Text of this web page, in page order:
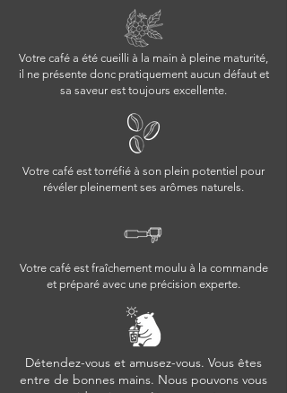
Votre café a été cueilli à la main à pleine maturité,
il ne présente donc pratiquement aucun défaut et
sa saveur est toujours excellente.
Votre café est torréfié à son plein potentiel pour
révéler pleinement ses arômes naturels.
Votre café est fraîchement moulu à la commande
et préparé avec une précision experte.
Détendez-vous et amusez-vous. Vous êtes
entre de bonnes mains. Nous pouvons vous